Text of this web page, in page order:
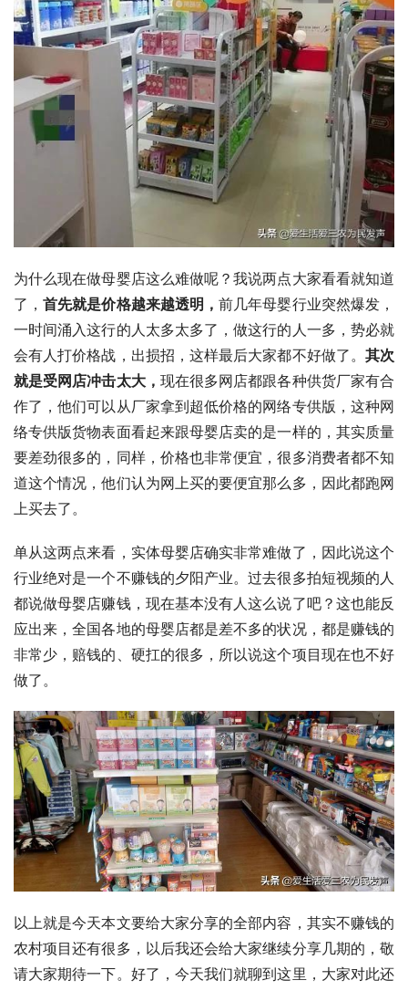
为什么现在做母婴店这么难做呢？我说两点大家看看就知道
了，首先就是价格越来越透明，前几年母婴行业突然爆发，
一时间涌入这行的人太多太多了，做这行的人一多，势必就
会有人打价格战，出损招，这样最后大家都不好做了。 其次
就是受网店冲击太大， 现在很多网店都跟各种供货厂家有合
作了，他们可以从厂家拿到超低价格的网络专供版，这种网
络专供版货物表面看起来跟母婴店卖的是一样的，其实质量
要差劲很多的，同样，价格也非常便宜，很多消费者都不知
道这个情况，他们认为网上买的要便宜那么多，因此都跑网
上买去了。
单从这两点来看，实体母婴店确实非常难做了，因此说这个
行业绝对是一个不赚钱的夕阳产业。过去很多拍短视频的人
都说做母婴店赚钱，现在基本没有人这么说了吧？这也能反
应出来，全国各地的母婴店都是差不多的状况，都是赚钱的
非常少，赔钱的、硬扛的很多，所以说这个项目现在也不好
做了。
以上就是今天本文要给大家分享的全部内容，其实不赚钱的
农村项目还有很多，以后我还会给大家继续分享几期的，敬
请大家期待一下。好了，今天我们就聊到这里，大家对此还